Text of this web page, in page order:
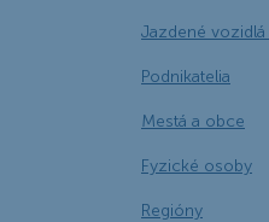
Jazdené
Podnikatelia
Mestá a obce
Fyzické osoby
Regióny